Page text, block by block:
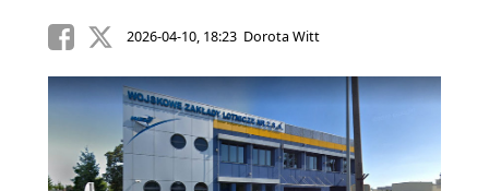
2026-04-10, 18:23 Dorota Witt